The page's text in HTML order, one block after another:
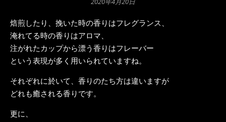
焙煎したり、挽いた時の香りはフレグランス、
淹れてる時の香りはアロマ、
注がれたカップから漂う香りはフレーバー
という表現が多く用いられていますね。
それぞれに於いて、香りのたち方は違いますが
どれも癒される香りです。
更に、